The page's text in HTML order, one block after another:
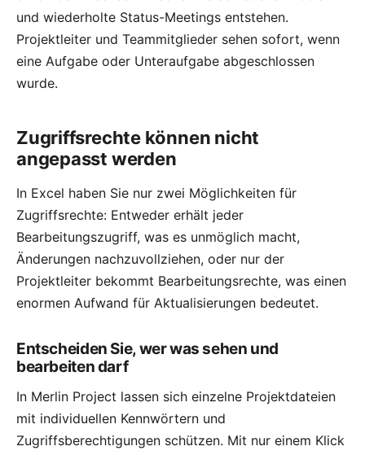
und wiederholte Status-Meetings entstehen.
Projektleiter und Teammitglieder sehen sofort, wenn
eine Aufgabe oder Unteraufgabe abgeschlossen
wurde.
Zugriffsrechte können nicht
angepasst werden
In Excel haben Sie nur zwei Möglichkeiten für
Zugriffsrechte: Entweder erhält jeder
Bearbeitungszugriff, was es unmöglich macht,
Änderungen nachzuvollziehen, oder nur der
Projektleiter bekommt Bearbeitungsrechte, was einen
enormen Aufwand für Aktualisierungen bedeutet.
Entscheiden Sie, wer was sehen und
bearbeiten darf
In Merlin Project lassen sich einzelne Projektdateien
mit individuellen Kennwörtern und
Zugriffsberechtigungen schützen. Mit nur einem Klick